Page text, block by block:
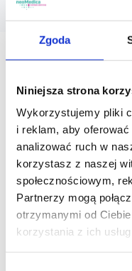
Zgoda
Niniejsza strona
Wykorzystujemy pliki
i reklam, aby
analizować ruch w
korzystasz z naszej
społecznościowym,
Partnerzy mogą
otrzymanymi od
korzystania z ich
Pakiet badań
z krwi w kierunku